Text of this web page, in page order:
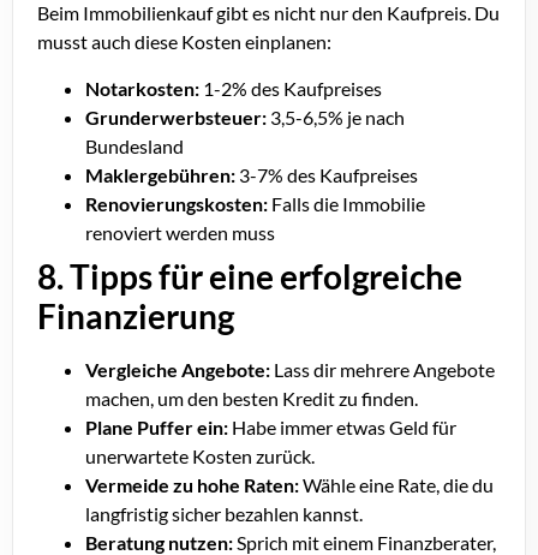
Beim Immobilienkauf gibt es nicht nur den Kaufpreis. Du
musst auch diese Kosten einplanen:
Notarkosten: 1-2% des Kaufpreises
Grunderwerbsteuer: 3,5-6,5% je nach
Bundesland
Maklergebühren: 3-7% des Kaufpreises
Renovierungskosten: Falls die Immobilie
renoviert werden muss
8. Tipps für eine erfolgreiche
Finanzierung
Vergleiche Angebote: Lass dir mehrere Angebote
machen, um den besten Kredit zu finden.
Plane Puffer ein: Habe immer etwas Geld für
unerwartete Kosten zurück.
Vermeide zu hohe Raten:Wähle eine Rate, die du
langfristig sicher bezahlen kannst.
Beratung nutzen:Sprich mit einem Finanzberater,